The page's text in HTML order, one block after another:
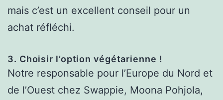
mais c’est un excellent conseil pour un
achat réfléchi.
3. Choisir l’option végétarienne !
Notre responsable pour l’Europe du Nord et
de l’Ouest chez Swappie, Moona Pohjola,